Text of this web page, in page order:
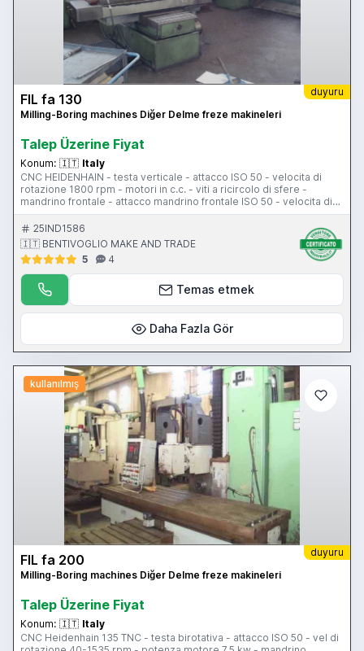
duyuru
FIL fa 130
Milling-Boring machines Diğer Delme freze makineleri
Talep Üzerine Fiyat
Konum: 🇮🇹 Italy
CNC HEIDENHAIN - testa verticale - attacco ISO 50 - velocita di
rotazione 1800 rpm - motori in c.c. - viti a ricircolo di sfere -
mandrino frontale - attacco mandrino frontale ISO 50 - velocita di
rotazione mandrino frontale 1800 rpm - tavola 1600x500 mm -
corsa longitudinale tavola 1300 mm - corsa trasversale tavola 700
mm - corsa trasversale slittone 500 mm - corsa verticale 700 mm -
tipologia di scorrimento a guide piane - pensile di comando -
volantino elettronico
25IND1586
🇮🇹 BENTIVOGLIO MAKE AND TRADE
5
4
Temas etmek
Daha Fazla Gör
kullanılmış
duyuru
FIL fa 200
Milling-Boring machines Diğer Delme freze makineleri
Talep Üzerine Fiyat
Konum: 🇮🇹 Italy
CNC Heidenhain 135 TNC - testa birotativa - attacco ISO 50 - vel di